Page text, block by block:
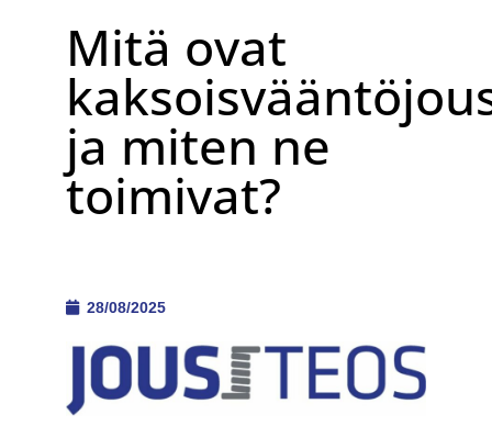
Mitä ovat
ja miten ne
toimivat?
28/08/2025